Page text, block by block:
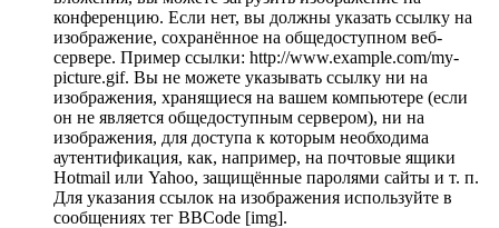
конференцию. Если нет, вы должны указать ссылку на
изображение, сохранённое на общедоступном веб-
сервере. Пример ссылки: http://www.example.com/my-
picture.gif. Вы не можете указывать ссылку ни на
изображения, хранящиеся на вашем компьютере (если
он не является общедоступным сервером), ни на
изображения, для доступа к которым необходима
аутентификация, как, например, на почтовые ящики
Hotmail или Yahoo, защищённые паролями сайты и т. п.
Для указания ссылок на изображения используйте в
сообщениях тег BBCode [img].